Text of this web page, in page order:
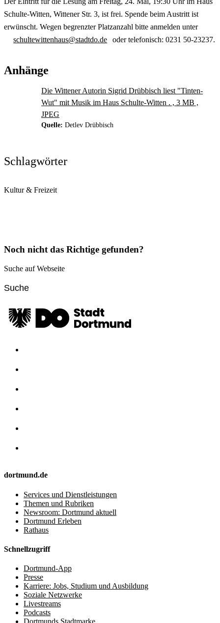
Schulte-Witten, Wittener Str. 3, ist frei. Spende beim Austritt ist
erwünscht. Wegen begrenzter Platzanzahl bitte anmelden unter
schultewittenhaus@stadtdo.de
oder telefonisch: 0231 50-23237.
Anhänge
Die Wittener Autorin Sigrid Drübbisch liest "Tinten-
Wut" mit Musik im Haus Schulte-Witten . , 3 MB ,
JPEG
Quelle: Detlev Drübbisch
Schlagwörter
Kultur & Freizeit
Noch nicht das Richtige gefunden?
Suche auf Webseite
dortmund.de
Services und Dienstleistungen
Themen und Rubriken
Newsroom: Dortmund aktuell
Dortmund Erleben
Rathaus
Schnellzugriff
Dortmund-App
Presse
Karriere: Jobs, Studium und Ausbildung
Soziale Netzwerke
Livestreams
Podcasts
Dortmunds Stadtmarke